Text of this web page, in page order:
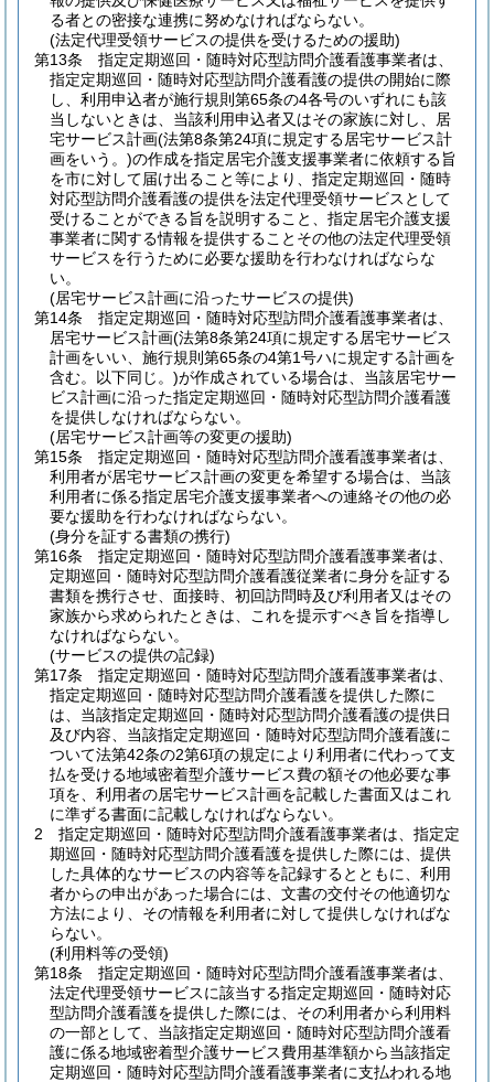
る者との密接な連携に努めなければならない。
(法定代理受領サービスの提供を受けるための援助)
第13条
指定定期巡回・随時対応型訪問介護看護事業者は、
指定定期巡回・随時対応型訪問介護看護の提供の開始に際
し、利用申込者が施行規則第65条の4各号のいずれにも該
当しないときは、当該利用申込者又はその家族に対し、居
宅サービス計画(法第8条第24項に規定する居宅サービス計
画をいう。)の作成を指定居宅介護支援事業者に依頼する旨
を市に対して届け出ること等により、指定定期巡回・随時
対応型訪問介護看護の提供を法定代理受領サービスとして
受けることができる旨を説明すること、指定居宅介護支援
事業者に関する情報を提供することその他の法定代理受領
サービスを行うために必要な援助を行わなければならな
い。
(居宅サービス計画に沿ったサービスの提供)
第14条
指定定期巡回・随時対応型訪問介護看護事業者は、
居宅サービス計画(法第8条第24項に規定する居宅サービス
計画をいい、施行規則第65条の4第1号ハに規定する計画を
含む。以下同じ。)が作成されている場合は、当該居宅サー
ビス計画に沿った指定定期巡回・随時対応型訪問介護看護
を提供しなければならない。
(居宅サービス計画等の変更の援助)
第15条
指定定期巡回・随時対応型訪問介護看護事業者は、
利用者が居宅サービス計画の変更を希望する場合は、当該
利用者に係る指定居宅介護支援事業者への連絡その他の必
要な援助を行わなければならない。
(身分を証する書類の携行)
第16条
指定定期巡回・随時対応型訪問介護看護事業者は、
定期巡回・随時対応型訪問介護看護従業者に身分を証する
書類を携行させ、面接時、初回訪問時及び利用者又はその
家族から求められたときは、これを提示すべき旨を指導し
なければならない。
(サービスの提供の記録)
第17条
指定定期巡回・随時対応型訪問介護看護事業者は、
指定定期巡回・随時対応型訪問介護看護を提供した際に
は、当該指定定期巡回・随時対応型訪問介護看護の提供日
及び内容、当該指定定期巡回・随時対応型訪問介護看護に
ついて法第42条の2第6項の規定により利用者に代わって支
払を受ける地域密着型介護サービス費の額その他必要な事
項を、利用者の居宅サービス計画を記載した書面又はこれ
に準ずる書面に記載しなければならない。
2
指定定期巡回・随時対応型訪問介護看護事業者は、指定定
期巡回・随時対応型訪問介護看護を提供した際には、提供
した具体的なサービスの内容等を記録するとともに、利用
者からの申出があった場合には、文書の交付その他適切な
方法により、その情報を利用者に対して提供しなければな
らない。
(利用料等の受領)
第18条
指定定期巡回・随時対応型訪問介護看護事業者は、
法定代理受領サービスに該当する指定定期巡回・随時対応
型訪問介護看護を提供した際には、その利用者から利用料
の一部として、当該指定定期巡回・随時対応型訪問介護看
護に係る地域密着型介護サービス費用基準額から当該指定
定期巡回・随時対応型訪問介護看護事業者に支払われる地